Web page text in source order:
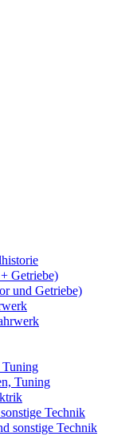
Getriebe)
und Getriebe)
Tuning
Technik
sonstige Technik